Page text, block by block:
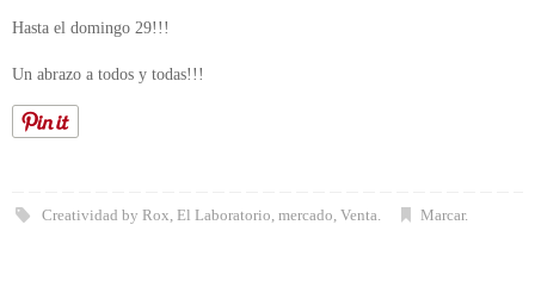
Hasta el domingo 29!!!
Un abrazo a todos y todas!!!
Creatividad by Rox El Laboratorio mercado Venta Marcar.